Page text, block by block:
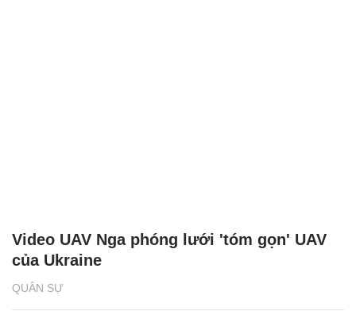
QUÂN SỰ
Video UAV Nga phóng lưới 'tóm gọn' UAV
của Ukraine